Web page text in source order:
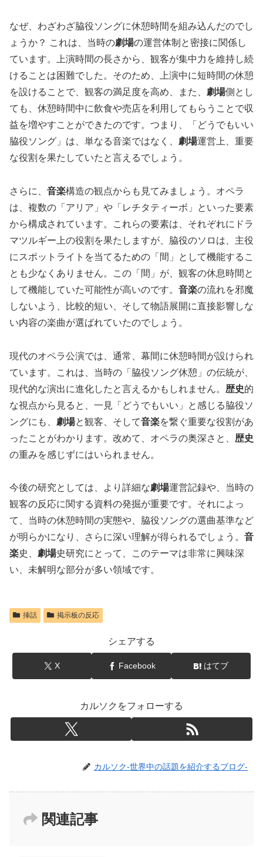
なぜ、わざわざ脇役ソングに休憩時間を組み込んだのでし
ょうか？ これは、当時の劇場の運営体制と密接に関係し
ています。上演時間の長さから、観客が集中力を維持し続
けることは困難でした。そのため、上演中に短時間の休憩
を設けることで、観客の満足度を高め、また、 劇場側とし
ても、休憩時間中に飲食や売店を利用してもらうことで収
益を増やすことができたのです。つまり、「どうでもいい
脇役ソング」は、単なる音楽ではなく、 劇場運営上、重要
な役割を果たしていたと言えるでしょう。
さらに、 音楽構造の観点からも見てみましょう。オペラ
は、複数の「アリア」や「レチタティーボ」といった要素
から構成されています。これらの要素は、それぞれにドラ
マツルギー上の役割を果たしますが、脇役のソロは、主役
にスポットライトを当てるための「間」として機能するこ
とも少なくありません。この「間」が、観客の休息時間と
して機能していた可能性が高いのです。 音楽の流れを邪魔
しないよう、比較的短い、そして物語展開に直接影響しな
い内容の楽曲が選ばれていたのでしょう。
現代のオペラ公演では、通常、幕間に休憩時間が設けられ
ています。これは、当時の「脇役ソング休憩」の伝統が、
現代的な演出に進化したと言えるかもしれません。 歴史的
な視点から見ると、一見「どうでもいい」と感じる脇役ソ
ングにも、 劇場と観客、そして音楽を繋ぐ重要な役割があ
ったことがわかります。改めて、オペラの奥深さと、 歴史
の重みを感じずにはいられません。
今後の研究としては、より詳細な劇場運営記録や、当時の
観客の反応に関する資料の発掘が重要です。それによっ
て、当時の休憩時間の実態や、脇役ソングの選曲基準など
が明らかになり、さらに深い理解が得られるでしょう。 音
楽史、 劇場史研究にとって、このテーマは非常に興味深
い、未解明な部分が多い領域です。
挿話 掲示板の反応
シェアする
X Facebook はてブ
カルソクをフォローする
カルソク-世界中の話題を紹介するブログ-
関連記事